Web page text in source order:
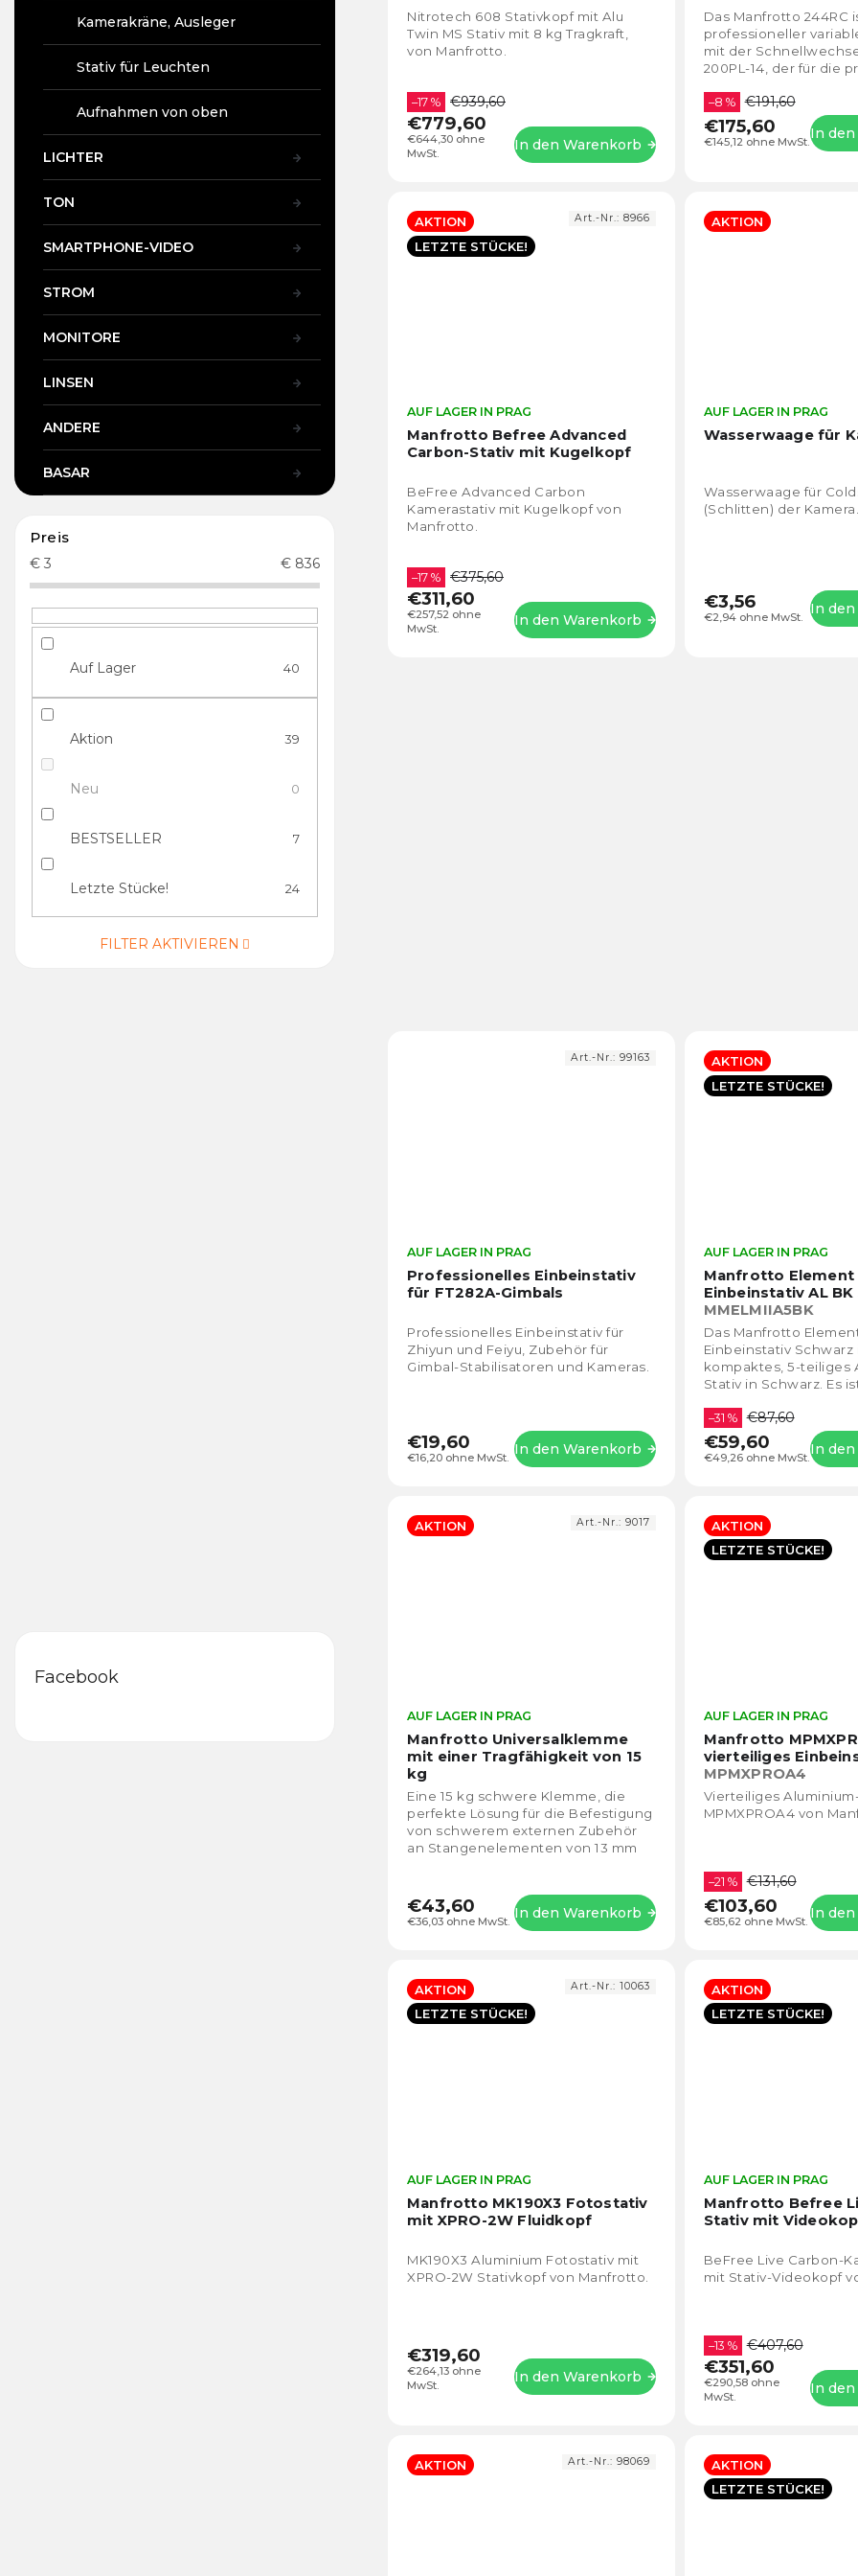
Preis
€ 3 € 836
Auf Lager 40
Aktion 39
Neu 0
BESTSELLER 7
Letzte Stücke! 24
FILTER AKTIVIEREN
Kamerakräne, Ausleger
Stativ für Leuchten
Aufnahmen von oben
LICHTER
TON
SMARTPHONE-VIDEO
STROM
MONITORE
LINSEN
ANDERE
BASAR
Facebook
g
Sternen.
€644,30 ohne
MwSt.
–17 % €939,60
€779,60
In den Warenkorb
Nitrotech 608 Stativkopf mit Alu
Twin MS Stativ mit 8 kg Tragkraft,
von Manfrotto.
€145,12 ohne MwSt.
–8 % €191,60
€175,60 In
Das Manfrotto 244RC
professioneller
mit der
200PL-14, der für die
Leuchten,...
AKTION
LETZTE STÜCKE!
Manfrotto Befree Advanced
Carbon-Stativ mit Kugelkopf
durchschnittliche
AUF LAGER IN PRAG
€257,52 ohne
MwSt.
–17 % €375,60
€311,60
In den Warenkorb
BeFree Advanced Carbon
Kamerastativ mit Kugelkopf von
Manfrotto.
Art.-Nr.: 8966 AKTION
Wasserwaage für
AUF LAGER IN PRAG
€2,94 ohne MwSt.
€3,56 In
Wasserwaage für
(Schlitten) der Kamera.
Professionelles Einbeinstativ
für FT282A-Gimbals
durchschnittliche
Produktbewertung
Sternen.
AUF LAGER IN PRAG
€16,20 ohne MwSt.
€19,60 In den Warenkorb
Professionelles Einbeinstativ für
Zhiyun und Feiyu, Zubehör für
Gimbal-Stabilisatoren und Kameras.
Art.-Nr.: 99163
AKTION
LETZTE STÜCKE!
Manfrotto Element
Einbeinstativ AL BK
MMELMIIA5BK
AUF LAGER IN PRAG
€49,26 ohne MwSt.
–31 % €87,60
€59,60 In
Das Manfrotto
Einbeinstativ Schwarz
kompaktes, 5-teiliges
Stativ in Schwarz. Es
Kompaktkameras...
AKTION
Manfrotto Universalklemme
mit einer Tragfähigkeit von 15
kg
durchschnittliche
Produktbewertung
AUF LAGER IN PRAG
€36,03 ohne MwSt.
€43,60 In den Warenkorb
Eine 15 kg schwere Klemme, die
perfekte Lösung für die Befestigung
von schwerem externen Zubehör
an Stangenelementen von 13 mm
Art.-Nr.: 9017
AKTION
LETZTE STÜCKE!
Manfrotto
vierteiliges
MPMXPROA4
AUF LAGER IN PRAG
€85,62 ohne MwSt.
–21 % €131,60
€103,60 In
Vierteiliges
MPMXPROA4 von
AKTION
LETZTE STÜCKE!
Manfrotto MK190X3 Fotostativ
mit XPRO-2W Fluidkopf
durchschnittliche
Produktbewertung
AUF LAGER IN PRAG
€264,13 ohne
MwSt.
€319,60
In den Warenkorb
MK190X3 Aluminium Fotostativ mit
XPRO-2W Stativkopf von Manfrotto.
Art.-Nr.: 10063
AKTION
LETZTE STÜCKE!
Manfrotto Befree
Stativ mit
AUF LAGER IN PRAG
€290,58 ohne
MwSt.
–13 % €407,60
€351,60
In
BeFree Live Carbon-
mit Stativ-Videokopf
AKTION Art.-Nr.: 98069
AKTION
LETZTE STÜCKE!